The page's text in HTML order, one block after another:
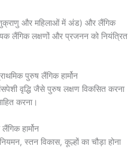
और महिलाओं में अंड) और लैंगिक
लैंगिक लक्षणों और प्रजनन को नियंत्रित
पुरुष लैंगिक हार्मोन
वृद्धि जैसे पुरुष लक्षण विकसित करना
करना।
हार्मोन
स्तन विकास, कूल्हों का चौड़ा होना